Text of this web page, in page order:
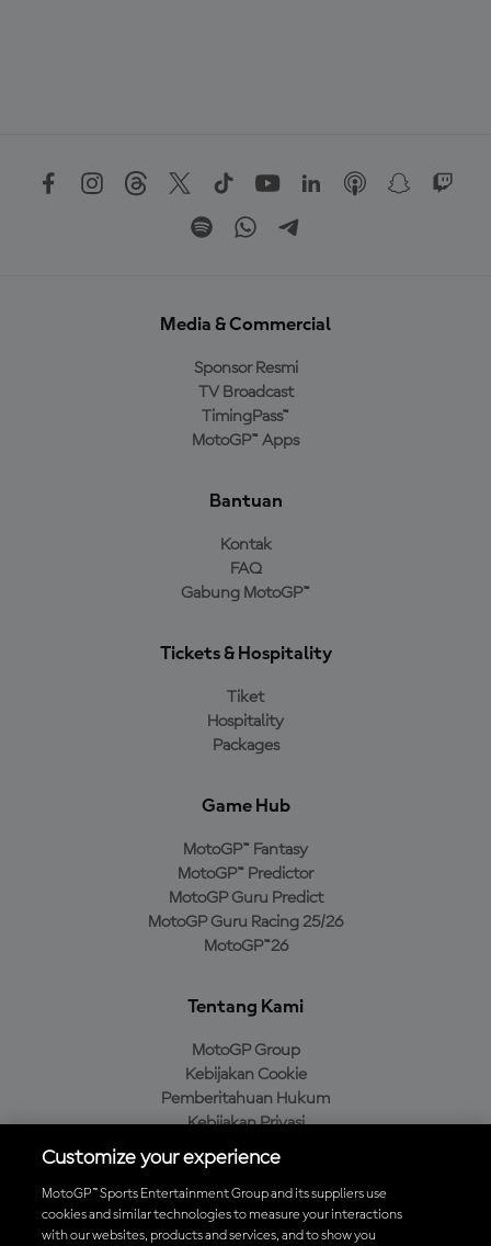
Media & Commercial
Sponsor Resmi
TV Broadcast
TimingPass™
MotoGP™ Apps
Bantuan
Kontak
FAQ
Gabung MotoGP™
Tickets & Hospitality
Tiket
Hospitality
Packages
Game Hub
MotoGP™ Fantasy
MotoGP™ Predictor
MotoGP Guru Predict
MotoGP Guru Racing 25/26
MotoGP™26
Tentang Kami
MotoGP Group
Kebijakan Cookie
Pemberitahuan Hukum
Kebijakan Privasi
Kebijakan Pembelian
Unduh Aplikasi Resmi MotoGP™
Customize your experience
MotoGP™ Sports Entertainment Group and its suppliers use
cookies and similar technologies to measure your interactions
with our websites, products and services, and to show you